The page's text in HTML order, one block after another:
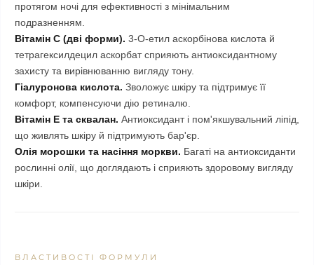
протягом ночі для ефективності з мінімальним
подразненням.
Вітамін C (дві форми). 3-O-етил аскорбінова кислота й
тетрагексилдецил аскорбат сприяють антиоксидантному
захисту та вирівнюванню вигляду тону.
Гіалуронова кислота. Зволожує шкіру та підтримує її
комфорт, компенсуючи дію ретиналю.
Вітамін E та сквалан. Антиоксидант і пом'якшувальний ліпід,
що живлять шкіру й підтримують бар'єр.
Олія морошки та насіння моркви. Багаті на антиоксиданти
рослинні олії, що доглядають і сприяють здоровому вигляду
шкіри.
ВЛАСТИВОСТІ ФОРМУЛИ